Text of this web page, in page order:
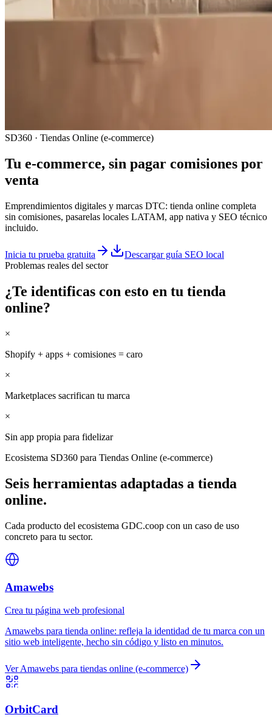
SD360 · Tiendas Online (e-commerce)
Tu e-commerce, sin pagar comisiones por
venta
Emprendimientos digitales y marcas DTC: tienda online completa
sin comisiones, pasarelas locales LATAM, app nativa y SEO técnico
incluido.
Inicia tu prueba gratuita
Descargar guía SEO local
Problemas reales del sector
¿Te identificas con esto en tu tienda
online?
×
Shopify + apps + comisiones = caro
×
Marketplaces sacrifican tu marca
×
Sin app propia para fidelizar
Ecosistema SD360 para Tiendas Online (e-commerce)
Seis herramientas adaptadas a tienda
online.
Cada producto del ecosistema GDC.coop con un caso de uso
concreto para tu sector.
Amawebs
Crea tu página web profesional
Amawebs para tienda online: refleja la identidad de tu marca con un
sitio web inteligente, hecho sin código y listo en minutos.
VerAmawebs para tiendas online (e-commerce)
OrbitCard